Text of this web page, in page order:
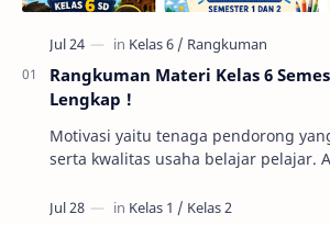
Rangkuman Materi Kelas 6
Lengkap !
Motivasi yaitu tenaga pendorong
serta kwalitas usaha belajar pelajar.